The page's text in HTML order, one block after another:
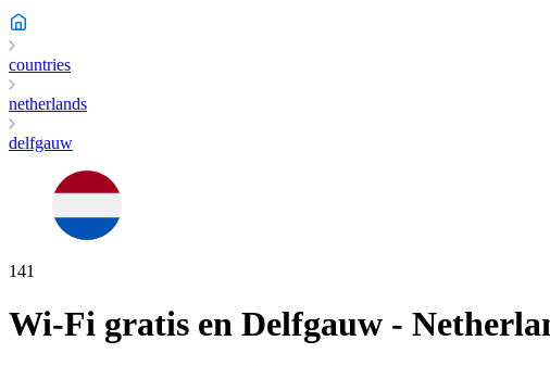
countries
netherlands
delfgauw
141
Wi-Fi gratis en Delfgauw -